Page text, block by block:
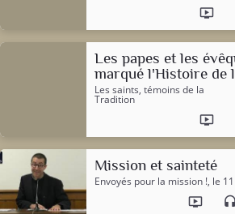
ondemand_video
Les papes et les
marqué l'Histoire de
Les saints, témoins de la
Tradition
ondemand_video
Mission et sainteté
Envoyés pour la mission !, le
ondemand_video headset